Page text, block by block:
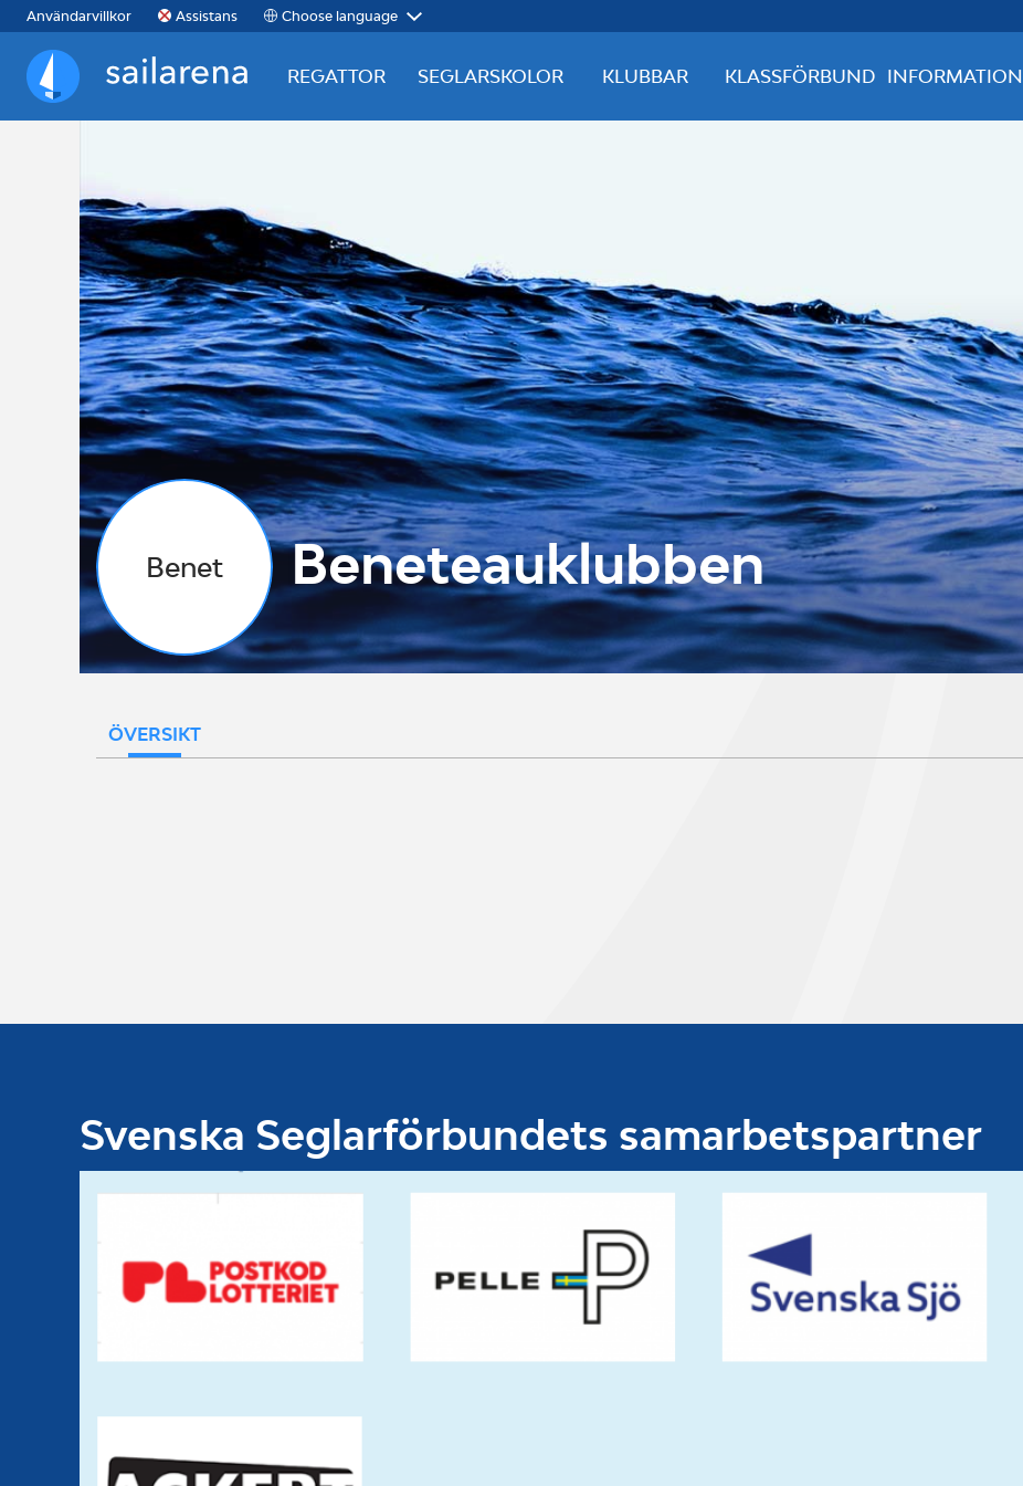
Användarvillkor Assistans Choose language
Sailarena
REGATTOR SEGLARSKOLOR KLUBBAR KLASSFÖRBUND INFORMATION
Benet Beneteauklubben
ÖVERSIKT
Svenska Seglarförbundets samarbetspartner